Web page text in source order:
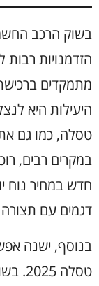
הזדמנויות רבות
מתמקדים
היעילות היא
טסלה, כמו גם
במקרים רבים,
חדש במחיר נוח
דגמים עם תצורה
בנוסף, ישנה